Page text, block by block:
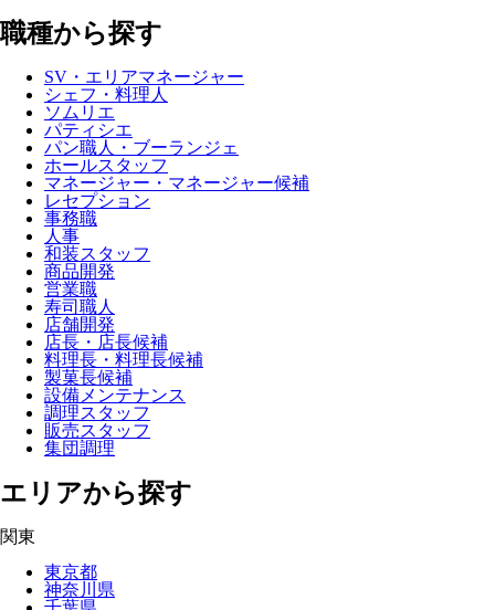
職種から探す
SV・エリアマネージャー
シェフ・料理人
ソムリエ
パティシエ
パン職人・ブーランジェ
ホールスタッフ
マネージャー・マネージャー候補
レセプション
事務職
人事
和装スタッフ
商品開発
営業職
寿司職人
店舗開発
店長・店長候補
料理長・料理長候補
製菓長候補
設備メンテナンス
調理スタッフ
販売スタッフ
集団調理
エリアから探す
関東
東京都
神奈川県